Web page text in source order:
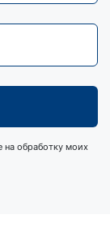
на обработку моих